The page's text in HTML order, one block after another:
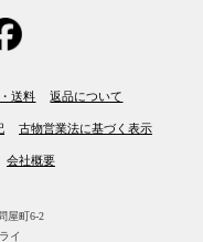
送料 返品について
古物営業法に基づく表示
会社概要
屋町6-2
イ